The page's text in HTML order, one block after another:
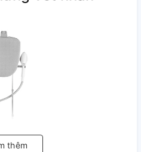
thêm